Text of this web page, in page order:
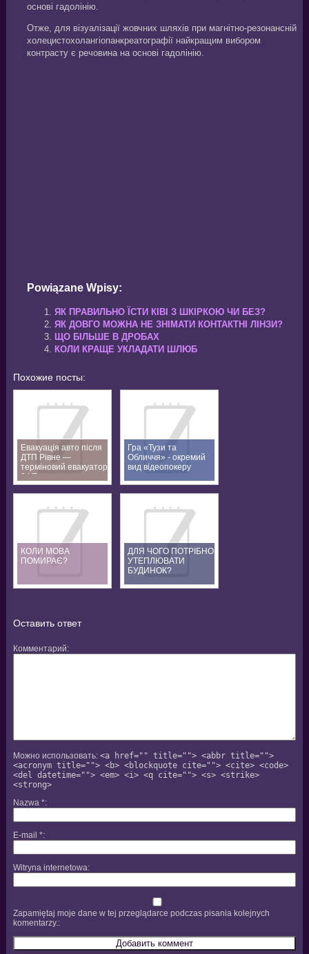
основі гадолінію.
Отже, для візуалізації жовчних шляхів при магнітно-резонансній
холецистохолангіопанкреатографії найкращим вибором
контрасту є речовина на основі гадолінію.
Powiązane Wpisy:
ЯК ПРАВИЛЬНО ЇСТИ КІВІ З ШКІРКОЮ ЧИ БЕЗ?
ЯК ДОВГО МОЖНА НЕ ЗНІМАТИ КОНТАКТНІ ЛІНЗИ?
ЩО БІЛЬШЕ В ДРОБАХ
КОЛИ КРАЩЕ УКЛАДАТИ ШЛЮБ
Похожие посты:
Евакуація авто після
ДТП Рівне —
терміновий евакуатор
24/7
Гра «Тузи та
Обличчя» - окремий
вид відеопокеру
КОЛИ МОВА
ПОМИРАЄ?
ДЛЯ ЧОГО ПОТРІБНО
УТЕПЛЮВАТИ
БУДИНОК?
Оставить ответ
Комментарий
Можно использовать: <a href="" title=""> <abbr title="">
<acronym title=""> <b> <blockquote cite=""> <cite> <code>
<del datetime=""> <em> <i> <q cite=""> <s> <strike>
<strong>
Nazwa *
E-mail *
Witryna internetowa
Zapamiętaj moje dane w tej przeglądarce podczas pisania kolejnych
komentarzy.